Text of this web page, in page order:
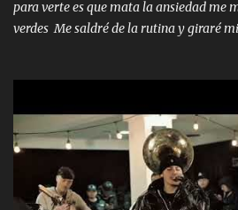
para verte es que mata la ansiedad me
verdes Me saldré de la rutina y giraré
solo yo tendre el candado 🔒 del amor
para dar ya estando en tu ciudad no
copas van de más vayamos a un lugar
Entre alcohol y besos se va
habitación ya no mires más el reloj